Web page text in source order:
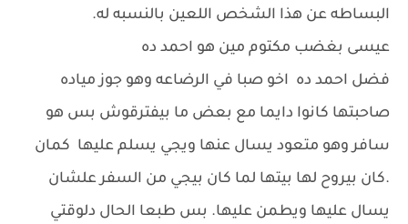
البساطه عن هذا الشخص اللعين بالنسبه له.
عيسى بغضب مكتوم مين هو احمد ده
فضل احمد ده اخو صبا في الرضاعه وهو جوز مياده
صاحبتها كانوا دايما مع بعض ما بيفترقوش بس هو
سافر وهو متعود يسال عنها ويجي يسلم عليها كمان
.كان بيروح لها بيتها لما كان بيجي من السفر علشان
يسال عليها ويطمن عليها. بس طبعا الحال دلوقتي